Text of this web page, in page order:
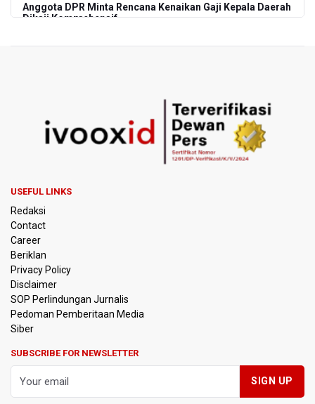
Anggota DPR Minta Rencana Kenaikan Gaji Kepala Daerah
Dikaji Komprehensif
BEI Catat Pertumbuhan Investor Saham Capai 10,05 Juta
Flores Bersiap Gelar Festival Golo Koe 2026, Promosikan
Kemkomdigi Targetkan Reaktivasi IGRS Rampung 2026
TNI Gelar Latihan Kesiapsiagaan Penanggulangan
Pemprov Jabar Sediakan Knalpot Standar Gratis di Pos
Polisi saat Razia Knalpot Brong
BPS Sebut Sensus Ekonomi 2026 untuk Perbarui Data
Struktur Perekonomian Nasional
Kebakaran Hutan dan Lahan Terjadi di Sejumlah Wilayah
di Sumatra, Kalimantan, dan Pulau Jawa
USEFUL LINKS
Redaksi
Contact
Career
Beriklan
Privacy Policy
Disclaimer
SOP Perlindungan Jurnalis
Pedoman Pemberitaan Media
Siber
SUBSCRIBE FOR NEWSLETTER